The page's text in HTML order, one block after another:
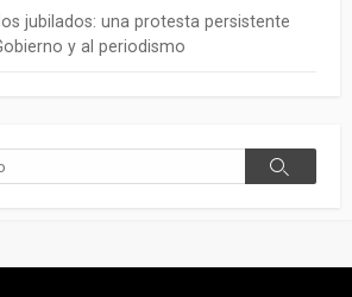
jubilados: una protesta persistente
y al periodismo
Buscar